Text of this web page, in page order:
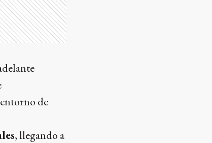
de
, llegando a